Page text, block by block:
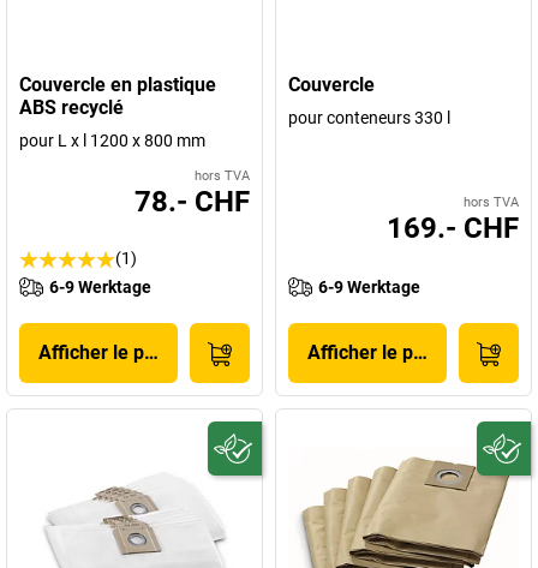
Couvercle en plastique
ABS recyclé
pour L x l 1200 x 800 mm
hors TVA
78.- CHF
(1)
6-9 Werktage
Afficher le produit
Couvercle
pour conteneurs 330 l
hors TVA
169.- CHF
6-9 Werktage
Afficher le produit